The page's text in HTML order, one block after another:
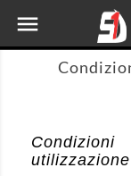

utilizzazione